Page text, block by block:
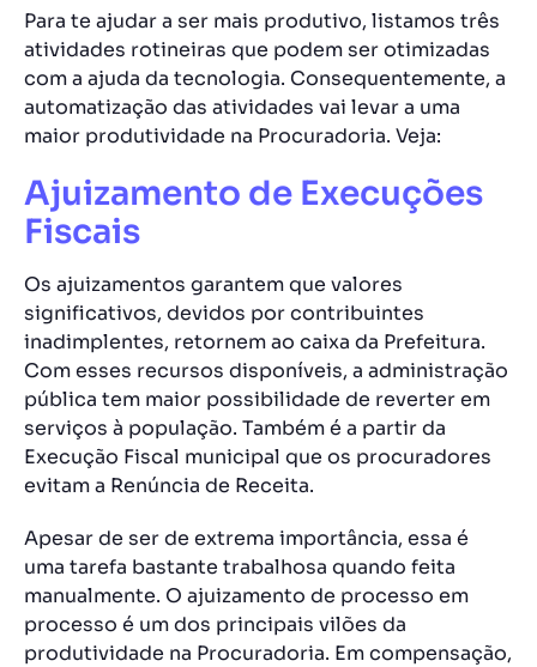
Para te ajudar a ser mais produtivo, listamos três
atividades rotineiras que podem ser otimizadas
com a ajuda da tecnologia. Consequentemente, a
automatização das atividades vai levar a uma
maior produtividade na Procuradoria. Veja:
Ajuizamento de Execuções
Fiscais
Os ajuizamentos garantem que valores
significativos, devidos por contribuintes
inadimplentes, retornem ao caixa da Prefeitura.
Com esses recursos disponíveis, a administração
pública tem maior possibilidade de reverter em
serviços à população. Também é a partir da
Execução Fiscal municipal que os procuradores
evitam a Renúncia de Receita.
Apesar de ser de extrema importância, essa é
uma tarefa bastante trabalhosa quando feita
manualmente. O ajuizamento de processo em
processo é um dos principais vilões da
produtividade na Procuradoria. Em compensação,